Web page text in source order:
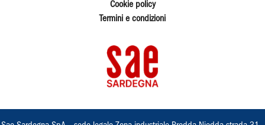
Cookie policy
Termini e condizioni